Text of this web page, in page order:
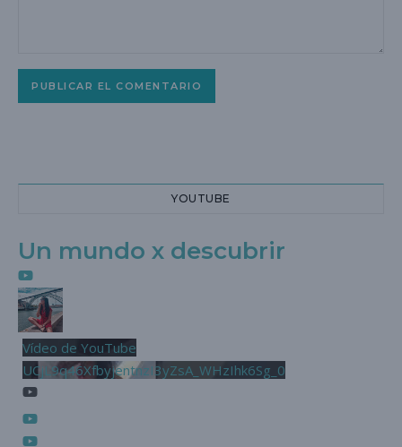
YOUTUBE
Un mundo x descubrir
Vídeo de YouTube
UCjL9q46XfbyjentnzI3yZsA_WHzIhk6Sg_0